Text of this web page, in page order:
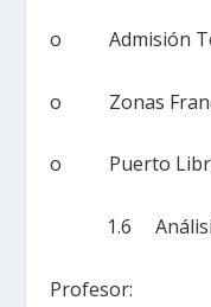
o Admisión
o Zonas
o Puerto
1.6 Análisis
Profesor: